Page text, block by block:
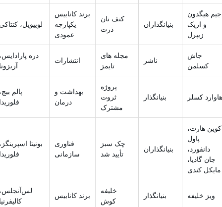
جیم هیگدون
و اریک
زیپرل
بنیانگذاران
کنف نان
ذرت
برند کانابیس
یکپارچه
عمودی
لوییویل،
جاش
کسلمن
ناشر
مجله های
تایمز
انتشارات
دره
هاوارد کسلر بنیانگذار
پروژه
ثروت
مشترک
بهداشت و
درمان
پالم
کوین هارت،
پاول
دانفورد،
جان گادیا،
مایکل کندی
بنیانگذاران
چک سبز
تأیید شد
فناوری
سازمانی
بونیتا
ویز خلیفه بنیانگذار
خلیفه
کوش
برند کانابیس